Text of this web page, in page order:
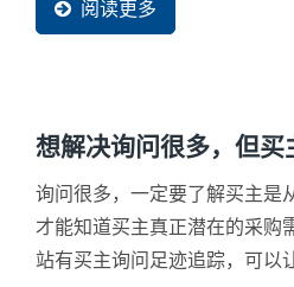
找到。目前翻译神童系统已经
言的网站多国语言翻译需求。
阅读更多
想解决询问很多，但买
询问很多，一定要了解买主是
才能知道买主真正潜在的采购
站有买主询问足迹追踪，可以